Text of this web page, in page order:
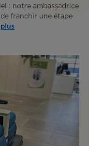
: notre ambassadrice
franchir une étape
plus